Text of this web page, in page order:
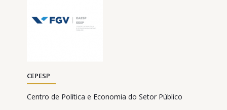
CEPESP
Centro de Política e Economia do Setor Público